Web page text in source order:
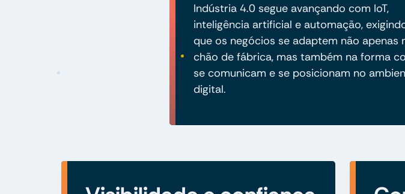
Indústria 4.0 segue avançando com IoT,
inteligência artificial e automação,
que os negócios se adaptem não apenas
chão de fábrica, mas também na forma
se comunicam e se posicionam no
digital.